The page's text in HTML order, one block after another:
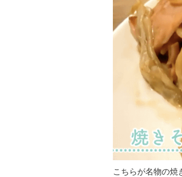
こちらが名物の焼